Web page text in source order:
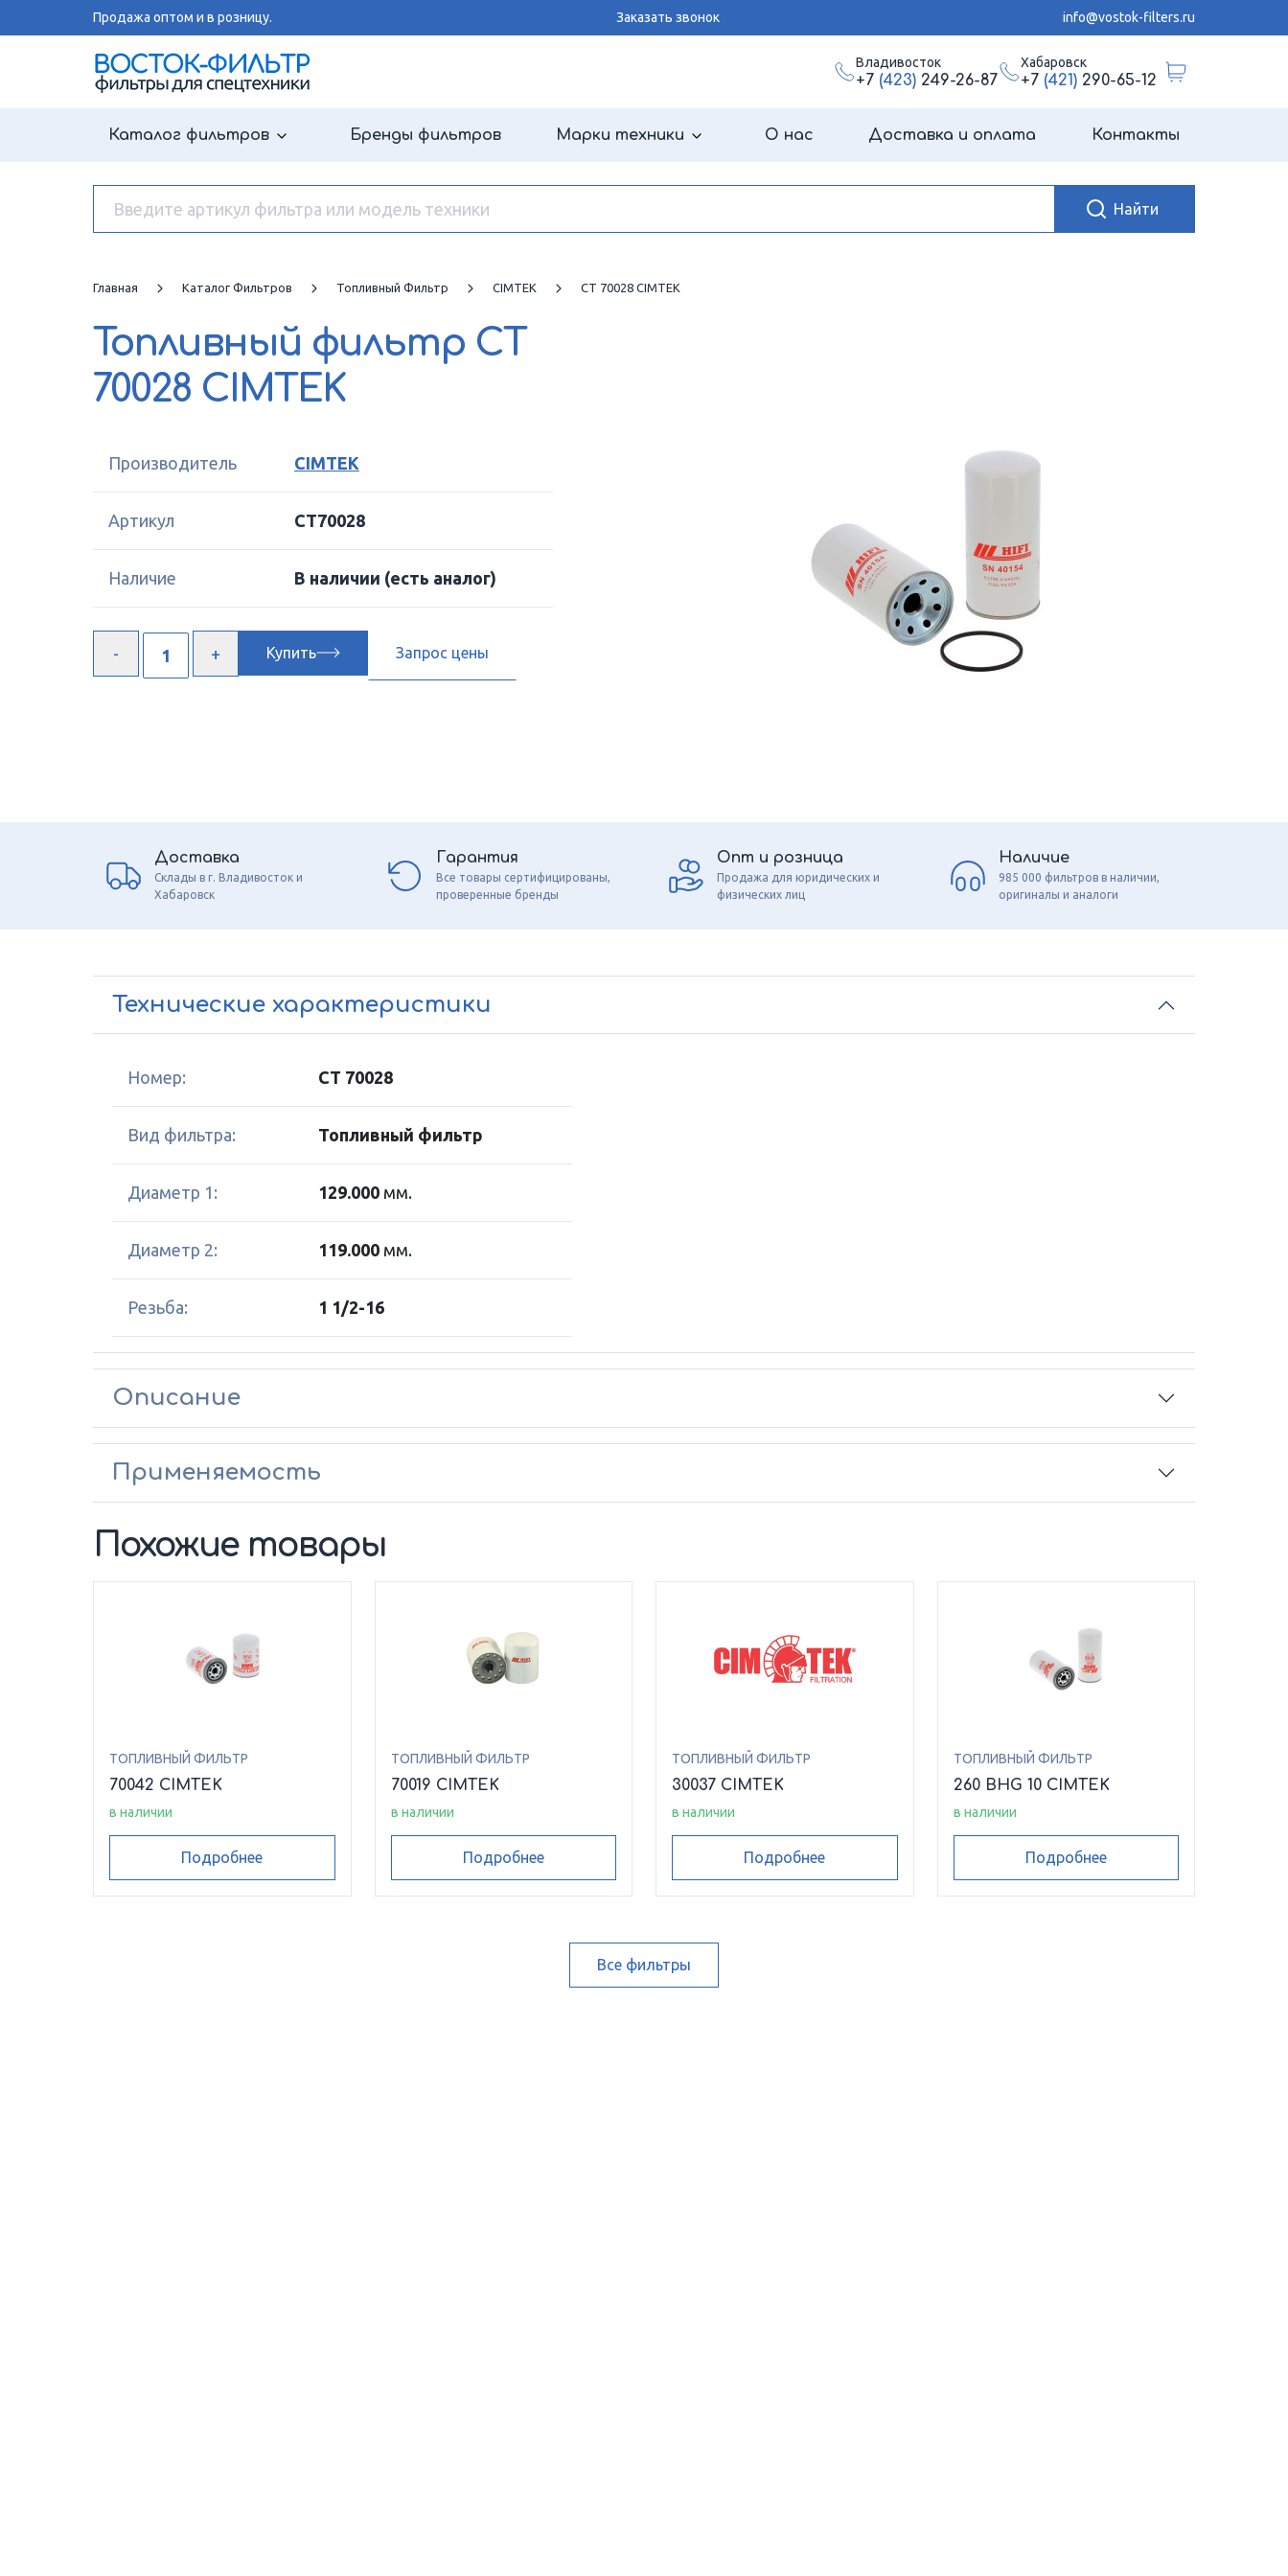
Продажа оптом и в розницу. Заказать звонок info@vostok-filters.ru
Владивосток
+7 (423)249-26-87
Хабаровск
+7 (421)290-65-12
Каталог фильтров Бренды фильтров Марки техники О нас Доставка и оплата Контакты
Главная Каталог Фильтров Топливный Фильтр CIMTEK CT 70028 CIMTEK
Топливный фильтр CT
70028 CIMTEK
Производитель CIMTEK
Артикул CT70028
Наличие В наличии (есть аналог)
Купить Запрос цены
Доставка
Склады в г. Владивосток и
Хабаровск
Гарантия
Все товары сертифицированы,
проверенные бренды
Опт и розница
Продажа для юридических и
физических лиц
Наличие
985 000 фильтров в наличии,
оригиналы и аналоги
Технические характеристики
Номер: CT 70028
Вид фильтра: Топливный фильтр
Диаметр 1: 129.000 мм.
Диаметр 2: 119.000 мм.
Резьба: 1 1/2-16
Описание
Применяемость
Похожие товары
ТОПЛИВНЫЙ ФИЛЬТР
70042 CIMTEK
в наличии
Подробнее
ТОПЛИВНЫЙ ФИЛЬТР
70019 CIMTEK
в наличии
Подробнее
ТОПЛИВНЫЙ ФИЛЬТР
30037 CIMTEK
в наличии
Подробнее
ТОПЛИВНЫЙ ФИЛЬТР
260 BHG 10 CIMTEK
в наличии
Подробнее
Все фильтры